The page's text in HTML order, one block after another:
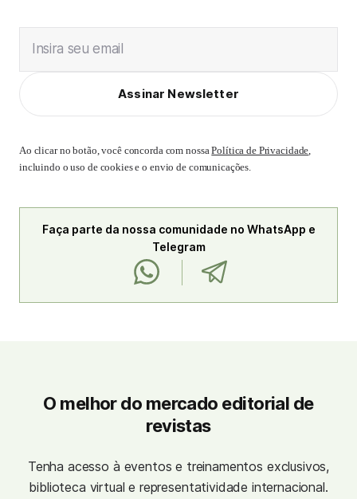
Insira seu email
Assinar Newsletter
Ao clicar no botão, você concorda com nossaPolítica de Privacidade,
incluindo o uso de cookies e o envio de comunicações.
Faça parte da nossa comunidade no WhatsApp e
Telegram
O melhor do mercado editorial de
revistas
Tenha acesso à eventos e treinamentos exclusivos,
biblioteca virtual e representatividade internacional.